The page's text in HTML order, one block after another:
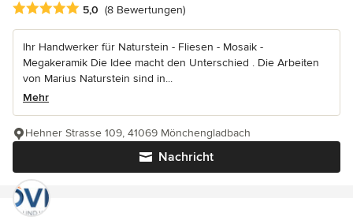
Durchschnittliche Bewertung: 5 von 5 Sternen
5,0 (8 Bewertungen)
Ihr Handwerker für Naturstein - Fliesen - Mosaik -
Megakeramik Die Idee macht den Unterschied . Die Arbeiten
von Marius Naturstein sind in...
Mehr
Nachricht
Hehner Strasse 109, 41069 Mönchengladbach